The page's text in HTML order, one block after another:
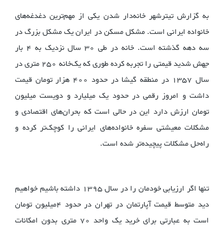
به گزارش تیترشهر خانه‌دار شدن یکی از مهم‌ترین دغدغه‌های
خانواده‌ ایرانی است. مشکل مسکن در ایران یک مشکل بزرگ در
سه دهه گذشته است. خانه در طی 30 سال نزدیک به 4 بار
جهش شدید قیمتی را تجربه کرده طوری که یک‌خانه 250 متری در
سال 1357 در منطقه گیشا در حدود 400 هزار تومان قیمت
داشت و امروز رقمی در حدود یک میلیارد و دویست میلیون
تومان ارزش دارد این در حالی است که بحران‌های اقتصادی و
مشکلات معیشتی سفره خانواده‌های ایرانی را کوچک‌تر کرده و
راه‌حل مشکلات پیچیده‌تر شده است.
تنها اگر ارزیابی خودمان را در سال 1395 داشته باشیم خواهیم
دید متوسط قیمت آپارتمان در تهران در حدود 4میلیون تومان
است به عبارتی برای خرید یک واحد 70 متری بدون امکانات